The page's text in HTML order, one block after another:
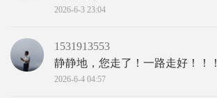
2026-6-3 23:04
1531913553
静静地，您走了！一路走好！！！
2026-6-4 04:57